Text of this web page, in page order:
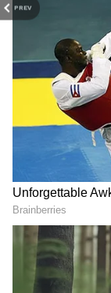
PREV
Mars Transit:
రాశులవారి జీవితంలో
సంతోషం!
Birth Date: ఈ
ప్రత్యేకం.. వీళ్లు
Image Credit :